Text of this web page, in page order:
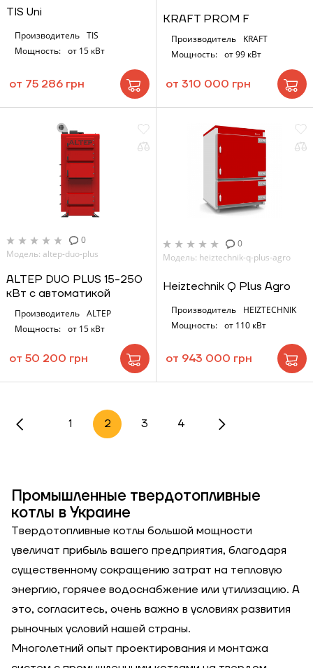
TIS Uni
Производитель TIS
Мощность: от 15 кВт
от 75 286 грн
KRAFT PROM F
Производитель
KRAFT
Мощность: от 99 кВт
от 310 000 грн
0
Модель: altep-duo-plus
ALTEP DUO PLUS 15-250
кВт с автоматикой
Производитель ALTEP
Мощность: от 15 кВт
от 50 200 грн
0
Модель: heiztechnik-q-plus-agro
Heiztechnik Q Plus Agro
Производитель
HEIZTECHNIK
Мощность: от 110 кВт
от 943 000 грн
1 2 3 4
Промышленные твердотопливные
котлы в Украине
Твердотопливные котлы большой мощности
увеличат прибыль вашего предприятия, благодаря
существенному сокращению затрат на тепловую
энергию, горячее водоснабжение или утилизацию. А
это, согласитесь, очень важно в условиях развития
рыночных условий нашей страны.
Многолетний опыт проектирования и монтажа